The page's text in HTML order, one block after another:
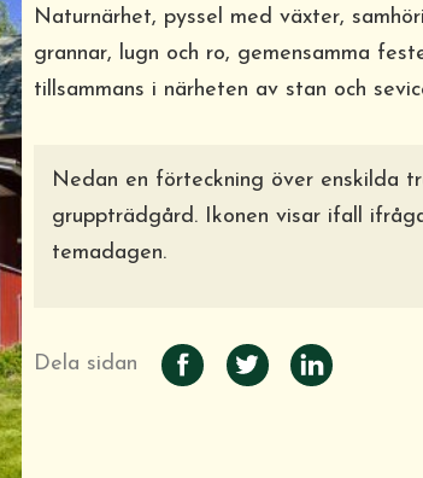
Naturnärhet, pyssel med växter,
grannar, lugn och ro, gemensamma
tillsammans i närheten av stan och
Nedan en förteckning över enskilda
gruppträdgård. Ikonen visar ifall
temadagen.
Dela sidan